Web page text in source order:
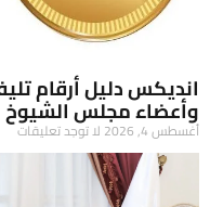
انديكس دليل أرقام
وأعضاء مجلس الشيوخ
أغسطس 4, 2026 لا توجد تعليقات